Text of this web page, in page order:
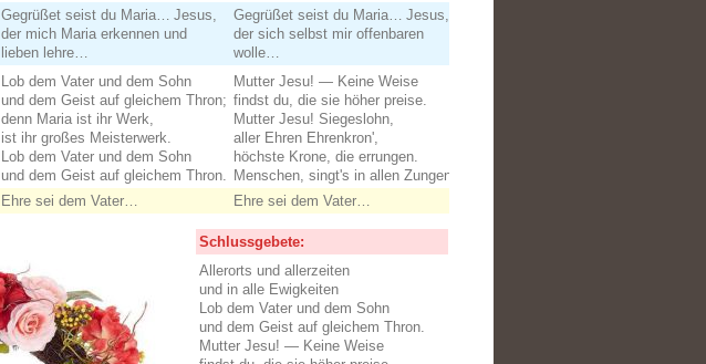
Gegrüßet seist du Maria… Jesus,
der mich Maria erkennen und
lieben lehre…
Gegrüßet seist du Maria… Jesus,
der sich selbst mir offenbaren
wolle…
Lob dem Vater und dem Sohn
und dem Geist auf gleichem Thron;
denn Maria ist ihr Werk,
ist ihr großes Meisterwerk.
Lob dem Vater und dem Sohn
und dem Geist auf gleichem Thron.
Mutter Jesu! ― Keine Weise
findst du, die sie höher preise.
Mutter Jesu! Siegeslohn,
aller Ehren Ehrenkron',
höchste Krone, die errungen.
Menschen, singt's in allen Zungen.
Ehre sei dem Vater… Ehre sei dem Vater…
Schlussgebete:
Allerorts und allerzeiten
und in alle Ewigkeiten
Lob dem Vater und dem Sohn
und dem Geist auf gleichem Thron.
Mutter Jesu! ― Keine Weise